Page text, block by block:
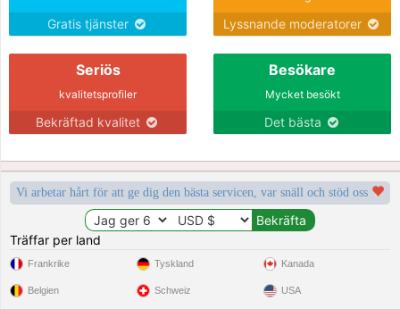
Gratis tjänster Lyssnande moderatorer
Seriös
kvalitetsprofiler
Bekräftad kvalitet
Besökare
Mycket besökt
Det bästa
Vi arbetar hårt för att ge dig den bästa servicen, var snäll och stöd oss
Träffar per land
Frankrike
Belgien
Tyskland
Schweiz
Kanada
USA